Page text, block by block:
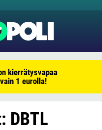
kierrätysvapaa
1 eurolla!
DBTL